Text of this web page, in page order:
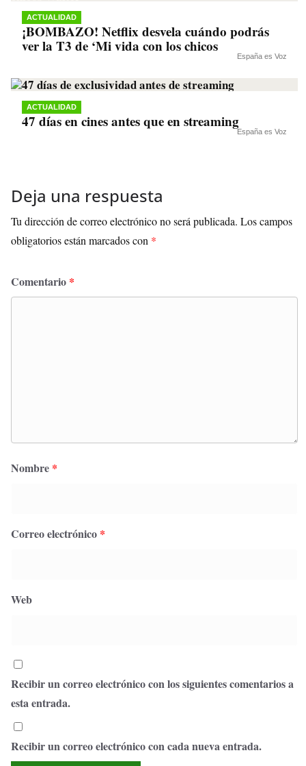
ACTUALIDAD
¡BOMBAZO! Netflix desvela cuándo podrás
ver la T3 de ‘Mi vida con los chicos
España es Voz
ACTUALIDAD
47 días en cines antes que en streaming
España es Voz
Deja una respuesta
Tu dirección de correo electrónico no será publicada. Los campos
obligatorios están marcados con *
Comentario *
Nombre *
Correo electrónico *
Web
Recibir un correo electrónico con los siguientes comentarios a
esta entrada.
Recibir un correo electrónico con cada nueva entrada.